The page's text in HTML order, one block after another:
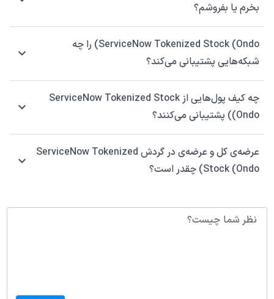
بخرم یا بفروشم؟
ServiceNow Tokenized Stock (Ondo) را چه
شبکه‌هایی پشتیبانی می‌کند؟
چه کیف پول‌هایی از ServiceNow Tokenized Stock
(Ondo) پشتیبانی می‌کنند؟
عرضه‌ی کل و عرضه‌ی در گردش ServiceNow Tokenized
Stock (Ondo) چقدر است؟
نظر شما چیست؟